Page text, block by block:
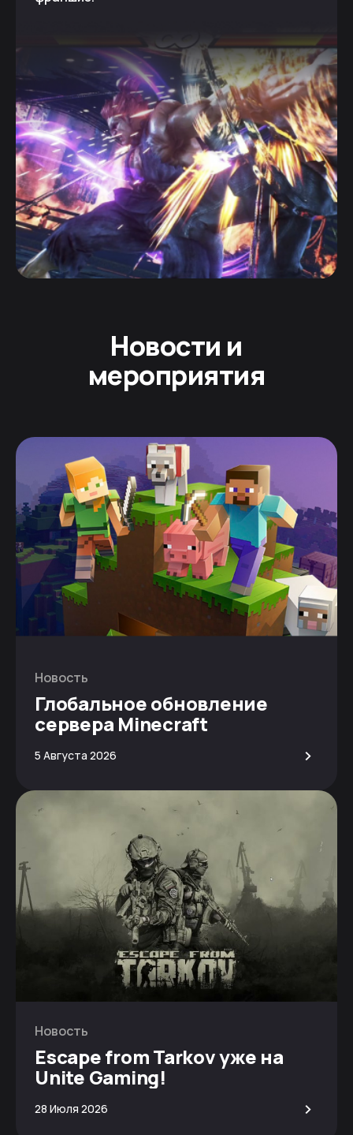
Новости и
мероприятия
Новость
Глобальное обновление
сервера Minecraft
5 Августа 2026 >
Новость
Escape from Tarkov уже на
Unite Gaming!
28 Июля 2026 >